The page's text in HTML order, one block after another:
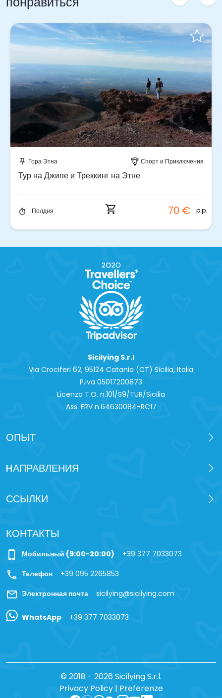
push_pin Гора Этна paragliding Спорт и Приключения
Тур на Джипе и Треккинг на Этне
timer Полдня shopping_cart 70 € p.p.
Sicilying S.r.l
Via Crociferi 62, 95124 Catania (CT) Sicilia, Italia
P.iva 0‍5017200873
Licenza T.O. n.101/S9/TUR/Sicilia
Ass. ERV n.64630084-RC17
ОПЫТ
HАПРАВЛЕНИЯ
ССЫЛКИ
КОНТАКТЫ
phone_iphone Мобильный (9:00-20:00) +39 377 7033073
call Телефон +39 095 2265853
mail Электронная почта sicilying@sicilying.com
WhatsApp +39 377 7033073
© 2018 - 2026 Sicilying S.r.l.
Privacy Policy| Preferenze